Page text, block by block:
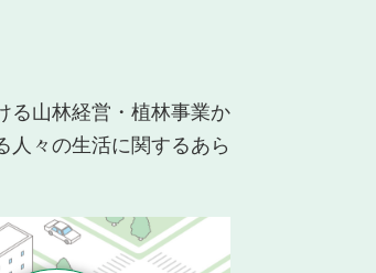
る山林経営・植林事業か
人々の生活に関するあら